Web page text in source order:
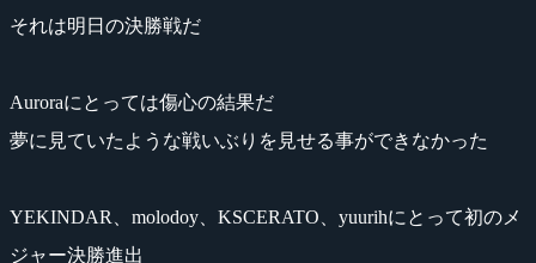
それは明日の決勝戦だ
Auroraにとっては傷心の結果だ
夢に見ていたような戦いぶりを見せる事ができなかった
YEKINDAR、molodoy、KSCERATO、yuurihにとって初のメ
ジャー決勝進出